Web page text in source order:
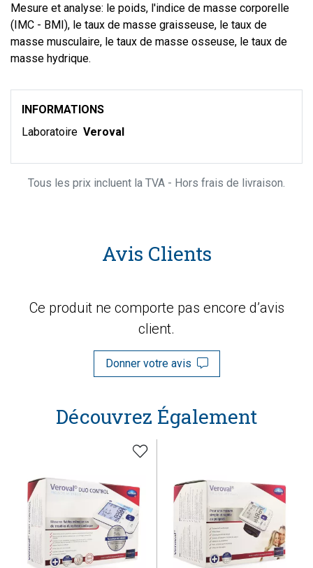
Mesure et analyse: le poids, l'indice de masse corporelle
(IMC - BMI), le taux de masse graisseuse, le taux de
masse musculaire, le taux de masse osseuse, le taux de
masse hydrique.
INFORMATIONS
Laboratoire Veroval
Tous les prix incluent la TVA - Hors frais de livraison.
Avis Clients
Ce produit ne comporte pas encore d’avis
client.
Donner votre avis
Découvrez Également